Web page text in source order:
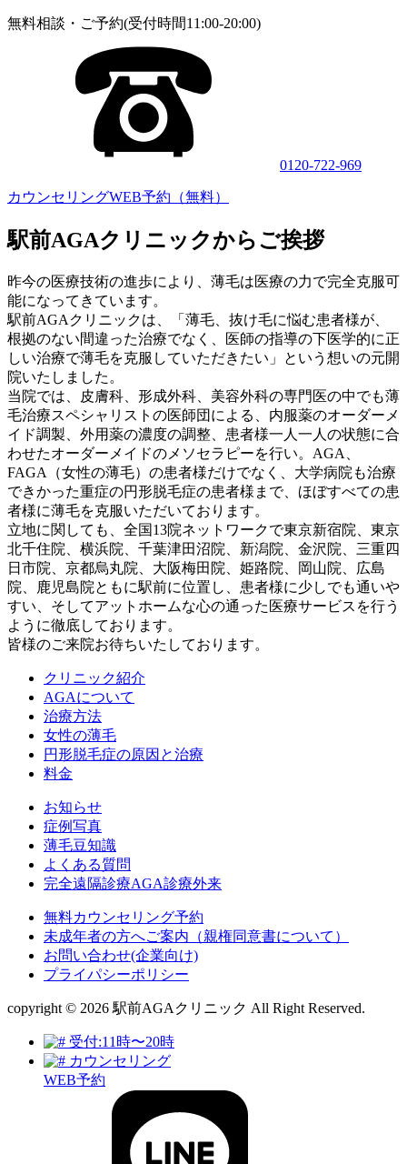
無料相談・ご予約(受付時間11:00-20:00)
0120-722-969
カウンセリングWEB予約（無料）
駅前AGAクリニックからご挨拶
昨今の医療技術の進歩により、薄毛は医療の力で完全克服可
能になってきています。
駅前AGAクリニックは、「薄毛、抜け毛に悩む患者様が、
根拠のない間違った治療でなく、医師の指導の下医学的に正
しい治療で薄毛を克服していただきたい」という想いの元開
院いたしました。
当院では、皮膚科、形成外科、美容外科の専門医の中でも薄
毛治療スペシャリストの医師団による、内服薬のオーダーメ
イド調製、外用薬の濃度の調整、患者様一人一人の状態に合
わせたオーダーメイドのメソセラピーを行い。AGA、
FAGA（女性の薄毛）の患者様だけでなく、大学病院も治療
できかった重症の円形脱毛症の患者様まで、ほぼすべての患
者様に薄毛を克服いただいております。
立地に関しても、全国13院ネットワークで東京新宿院、東京
北千住院、横浜院、千葉津田沼院、新潟院、金沢院、三重四
日市院、京都烏丸院、大阪梅田院、姫路院、岡山院、広島
院、鹿児島院ともに駅前に位置し、患者様に少しでも通いや
すい、そしてアットホームな心の通った医療サービスを行う
ように徹底しております。
皆様のご来院お待ちいたしております。
クリニック紹介
AGAについて
治療方法
女性の薄毛
円形脱毛症の原因と治療
料金
お知らせ
症例写真
薄毛豆知識
よくある質問
完全遠隔診療AGA診療外来
無料カウンセリング予約
未成年者の方へご案内（親権同意書について）
お問い合わせ(企業向け)
プライパシーポリシー
copyright © 2026 駅前AGAクリニック All Right Reserved.
受付:11時〜20時
カウンセリング
WEB予約